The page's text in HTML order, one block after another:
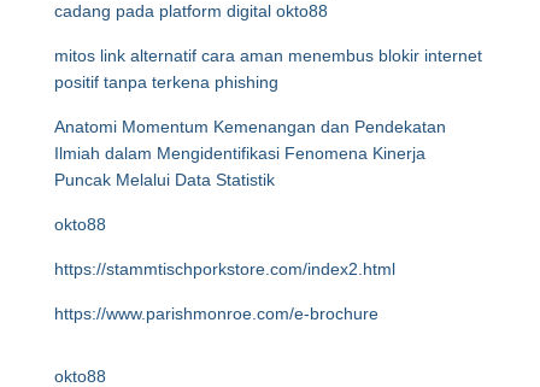
cadang pada platform digital okto88
mitos link alternatif cara aman menembus blokir internet
positif tanpa terkena phishing
Anatomi Momentum Kemenangan dan Pendekatan
Ilmiah dalam Mengidentifikasi Fenomena Kinerja
Puncak Melalui Data Statistik
okto88
https://stammtischporkstore.com/index2.html
https://www.parishmonroe.com/e-brochure
okto88